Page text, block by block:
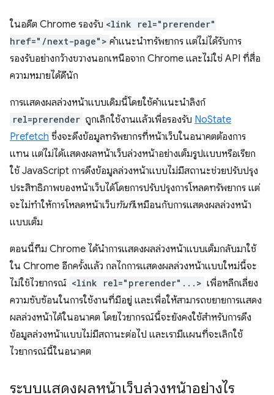
ในอดีต Chrome รองรับ <link rel="prerender"
href="/next-page"> คำแนะนำทรัพยากร แต่ไม่ได้รับการ
รองรับอย่างกว้างขวางนอกเหนือจาก Chrome และไม่ใช่ API ที่สื่อ
ความหมายได้ดีนัก
การแสดงผลล่วงหน้าแบบเดิมนี้โดยใช้คำแนะนำลิงก์
rel=prerender ถูกเลิกใช้งานแล้วเพื่อรองรับ NoState
Prefetch ซึ่งจะดึงข้อมูลทรัพยากรที่หน้าเว็บในอนาคตต้องการ
แทน แต่ไม่ได้แสดงผลหน้าเว็บล่วงหน้าอย่างเต็มรูปแบบหรือเรียก
ใช้ JavaScript การดึงข้อมูลล่วงหน้าแบบไม่มีสถานะช่วยปรับปรุง
ประสิทธิภาพของหน้าเว็บได้โดยการปรับปรุงการโหลดทรัพยากร แต่
จะไม่ทำให้การโหลดหน้าเว็บทันทีเหมือนกับการแสดงผลล่วงหน้า
แบบเต็ม
ตอนนี้ทีม Chrome ได้นำการแสดงผลล่วงหน้าแบบเต็มกลับมาใช้
ใน Chrome อีกครั้งแล้ว กลไกการแสดงผลล่วงหน้าแบบใหม่นี้จะ
ไม่ใช้ไวยากรณ์ <link rel="prerender"...> เพื่อหลีกเลี่ยง
ความซับซ้อนในการใช้งานที่มีอยู่ และเพื่อให้สามารถขยายการแสดง
ผลล่วงหน้าได้ในอนาคต โดยไวยากรณ์นี้จะยังคงใช้สำหรับการดึง
ข้อมูลล่วงหน้าแบบไม่มีสถานะต่อไป และเรามีแผนที่จะเลิกใช้
ไวยากรณ์นี้ในอนาคต
ระบบแสดงผลหน้าเว็บล่วงหน้าอย่างไร